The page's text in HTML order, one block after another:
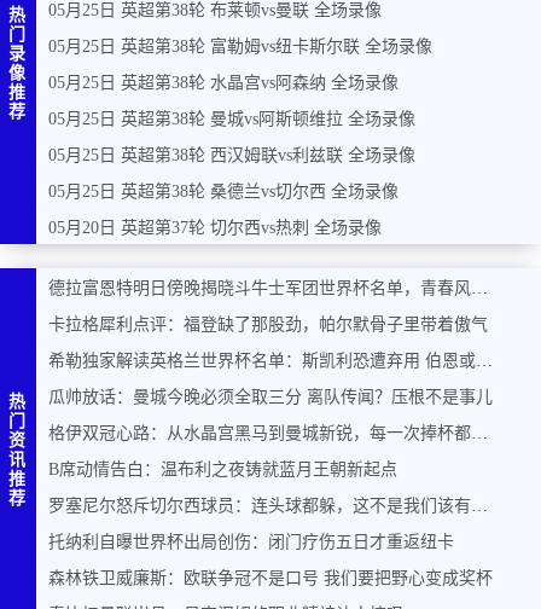
热
门
录
像
推
荐
05月25日 英超第38轮 布莱顿vs曼联 全场录像
05月25日 英超第38轮 富勒姆vs纽卡斯尔联 全场录像
05月25日 英超第38轮 水晶宫vs阿森纳 全场录像
05月25日 英超第38轮 曼城vs阿斯顿维拉 全场录像
05月25日 英超第38轮 西汉姆联vs利兹联 全场录像
05月25日 英超第38轮 桑德兰vs切尔西 全场录像
05月20日 英超第37轮 切尔西vs热刺 全场录像
热
门
资
讯
推
荐
德拉富恩特明日傍晚揭晓斗牛士军团世界杯名单，青春风暴能否席卷美加墨？
卡拉格犀利点评：福登缺了那股劲，帕尔默骨子里带着傲气
希勒独家解读英格兰世界杯名单：斯凯利恐遭弃用 伯恩或力压马奎尔入围
瓜帅放话：曼城今晚必须全取三分 离队传闻？压根不是事儿
格伊双冠心路：从水晶宫黑马到曼城新锐，每一次捧杯都是奇迹
B席动情告白：温布利之夜铸就蓝月王朝新起点
罗塞尼尔怒斥切尔西球员：连头球都躲，这不是我们该有的样子
托纳利自曝世界杯出局创伤：闭门疗伤五日才重返纽卡
森林铁卫威廉斯：欧联争冠不是口号 我们要把野心变成奖杯